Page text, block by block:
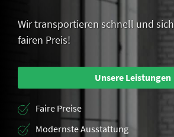
Wir transportieren schnell und
fairen Preis!
Unsere Leistungen
Faire Preise
Modernste Ausstattung